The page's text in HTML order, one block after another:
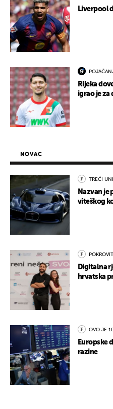
Liverpool
Rijeka
igrao je za
NOVAC
TREĆI
Nazvan je
viteškog
Digitalna
hrvatska
OVO JE
Europske
razine